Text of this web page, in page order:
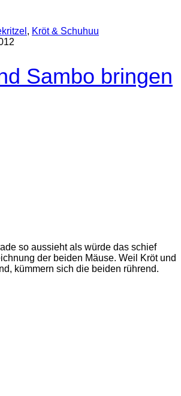
, Kröt & Schuhuu
Sambo bringen
so aussieht als würde das schief
der beiden Mäuse. Weil Kröt und
kümmern sich die beiden rührend.